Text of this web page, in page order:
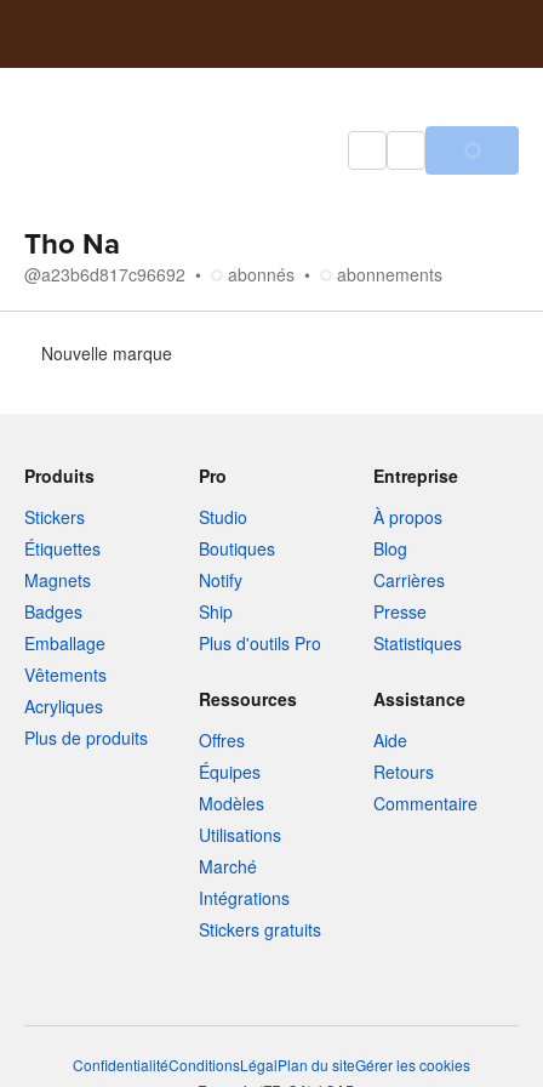
Tho Na
@a23b6d817c96692 abonnés abonnements
Nouvelle marque
Produits
Stickers
Étiquettes
Magnets
Badges
Emballage
Vêtements
Acryliques
Plus de produits
Pro
Studio
Boutiques
Notify
Ship
Plus d'outils Pro
Entreprise
À propos
Blog
Carrières
Presse
Statistiques
Ressources
Offres
Équipes
Modèles
Utilisations
Marché
Intégrations
Stickers gratuits
Assistance
Aide
Retours
Commentaire
ConfidentialitéConditionsLégalPlan du siteGérer les cookies